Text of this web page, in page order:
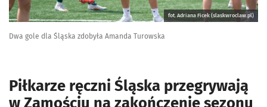
fot. Adriana Ficek (slaskwroclaw.pl)
Dwa gole dla Śląska zdobyła Amanda Turowska
Piłkarze ręczni Śląska przegrywają